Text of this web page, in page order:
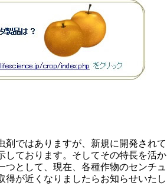
剤ではありますが、新規に開発されて
しております。そしてその特長を活か
として、現在、各種作物のセンチュ
得が近くなりましたらお知らせいたし